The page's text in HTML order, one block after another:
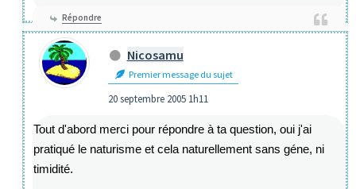
Répondre
Nicosamu
Premier message du sujet
20 septembre 2005 1h11
Tout d'abord merci pour répondre à ta question, oui j'ai
pratiqué le naturisme et cela naturellement sans géne, ni
timidité.